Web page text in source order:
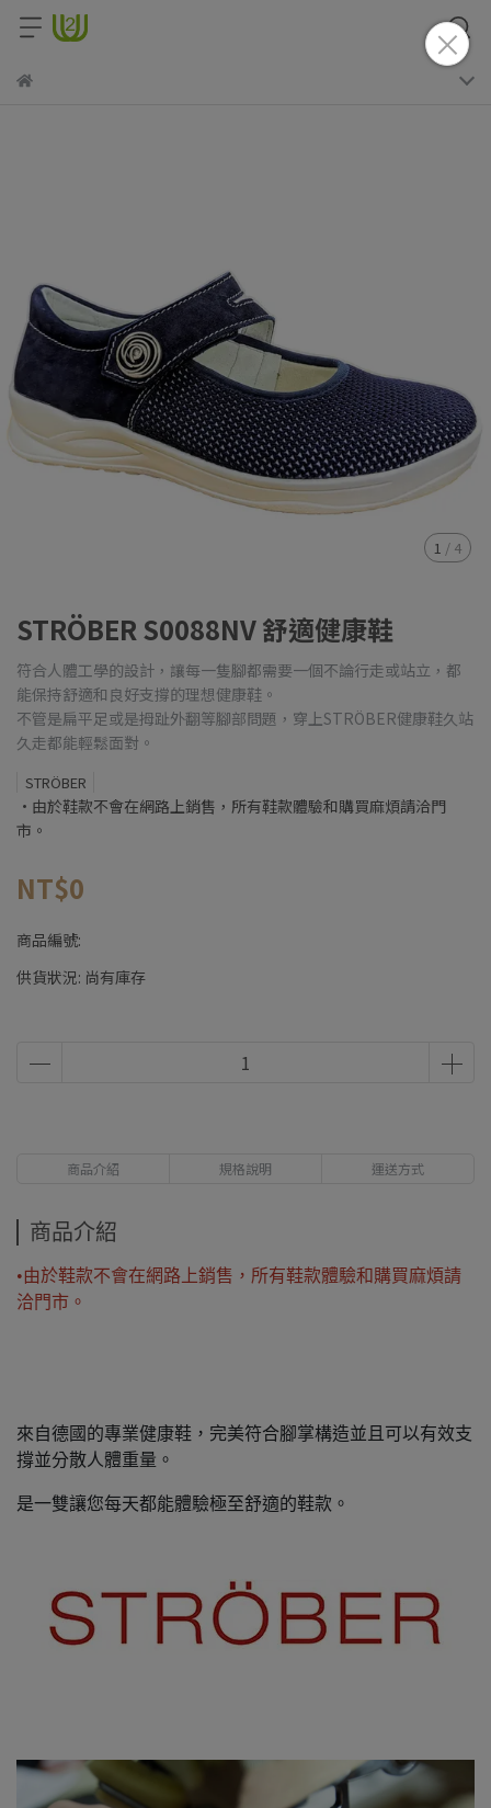
1 / 4
STRÖBER S0088NV 舒適健康鞋
符合人體工學的設計，讓每一隻腳都需要一個不論行走或站立，都
能保持舒適和良好支撐的理想健康鞋。
不管是扁平足或是拇趾外翻等腳部問題，穿上STRÖBER健康鞋久站
久走都能輕鬆面對。
STRÖBER
•由於鞋款不會在網路上銷售，所有鞋款體驗和購買麻煩請洽門
市。
NT$0
商品編號:
供貨狀況: 尚有庫存
商品介紹 規格說明 運送方式
商品介紹
•由於鞋款不會在網路上銷售，所有鞋款體驗和購買麻煩請
洽門市。
來自德國的專業健康鞋，完美符合腳掌構造並且可以有效支
撐並分散人體重量。
是一雙讓您每天都能體驗極至舒適的鞋款。